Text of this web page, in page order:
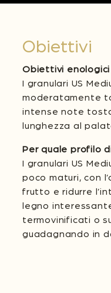
Obiettivi
Obiettivi enologici
I granulari US
moderatamente
intense note
lunghezza al
Per quale profilo
I granulari US
poco maturi, con
frutto e ridurre
legno
termovinificati o
guadagnando in